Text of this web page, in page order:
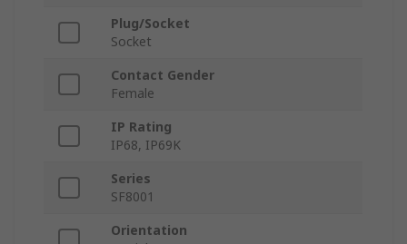
Plug/Socket
Socket
Contact Gender
Female
IP Rating
IP68, IP69K
Series
SF8001
Orientation